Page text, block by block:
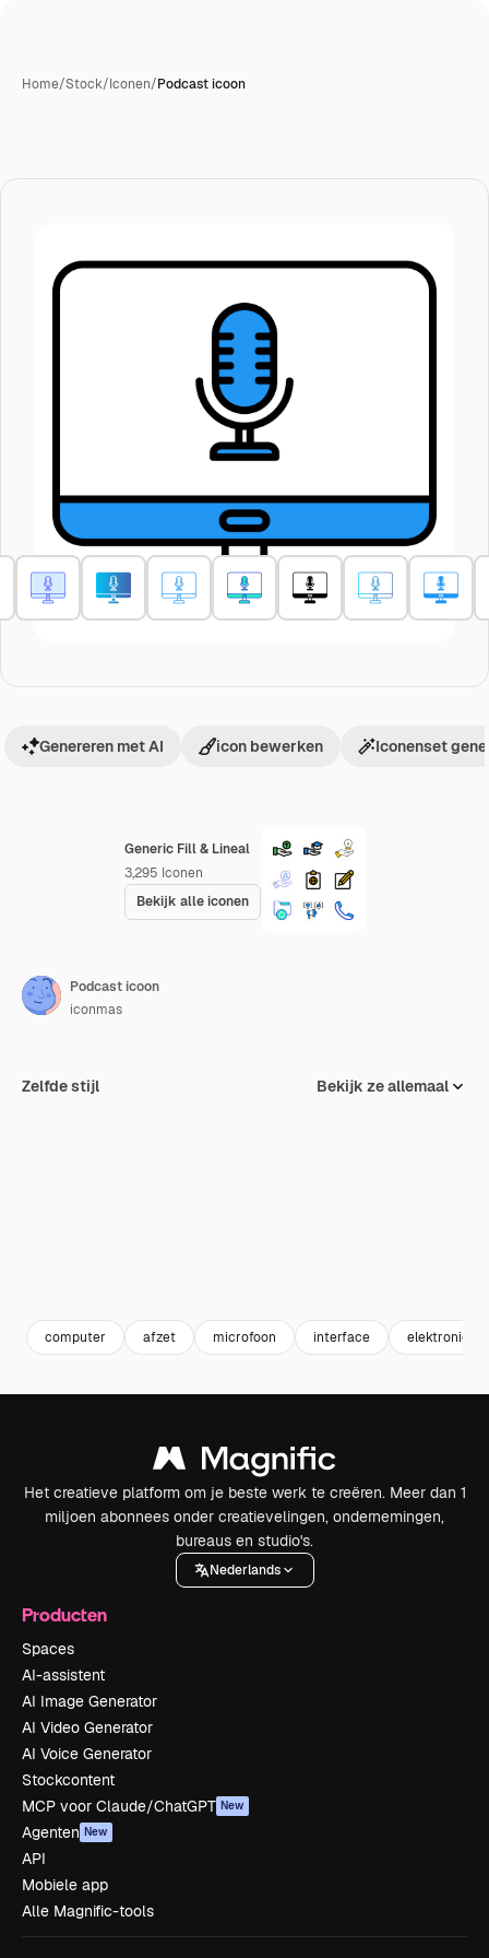
Home/Stock/Iconen/Podcast icoon
Generic Fill & Lineal
3,295 Iconen
Bekijk alle iconen
Genereren met AI icon bewerken Iconenset
Podcast icoon
iconmas
Zelfde stijl Bekijk ze allemaal
computer afzet microfoon interface elektronica
Het creatieve platform om je beste werk te creëren. Meer dan 1
miljoen abonnees onder creatievelingen, ondernemingen,
bureaus en studio's.
Nederlands
Producten
Spaces
AI-assistent
AI Image Generator
AI Video Generator
AI Voice Generator
Stockcontent
MCP voor Claude/ChatGPT New
Agenten New
API
Mobiele app
Alle Magnific-tools